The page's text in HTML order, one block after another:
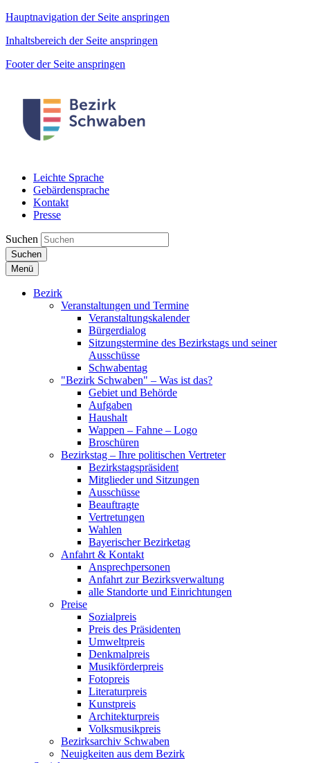
Hauptnavigation der Seite anspringen
Inhaltsbereich der Seite anspringen
Footer der Seite anspringen
Leichte Sprache
Gebärdensprache
Kontakt
Presse
Suchen
Suchen
Menü
Bezirk
Veranstaltungen und Termine
Veranstaltungskalender
Bürgerdialog
Sitzungstermine des Bezirkstags und seiner
Ausschüsse
Schwabentag
"Bezirk Schwaben" – Was ist das?
Gebiet und Behörde
Aufgaben
Haushalt
Wappen – Fahne – Logo
Broschüren
Bezirkstag – Ihre politischen Vertreter
Bezirkstagspräsident
Mitglieder und Sitzungen
Ausschüsse
Beauftragte
Vertretungen
Wahlen
Bayerischer Bezirketag
Anfahrt & Kontakt
Ansprechpersonen
Anfahrt zur Bezirksverwaltung
alle Standorte und Einrichtungen
Preise
Sozialpreis
Preis des Präsidenten
Umweltpreis
Denkmalpreis
Musikförderpreis
Fotopreis
Literaturpreis
Kunstpreis
Architekturpreis
Volksmusikpreis
Bezirksarchiv Schwaben
Neuigkeiten aus dem Bezirk